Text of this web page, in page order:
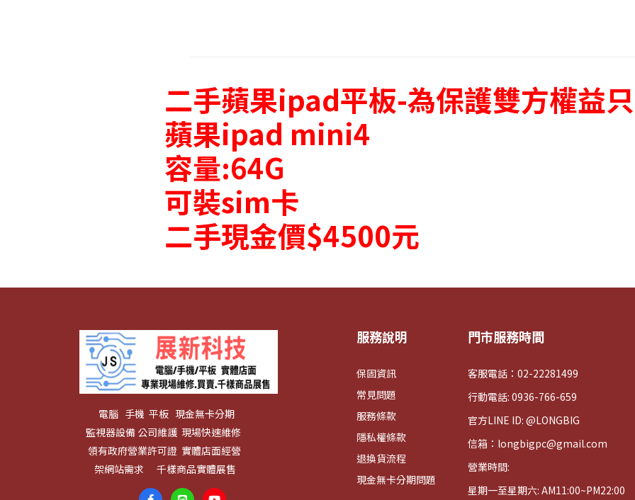
二手蘋果ipad平板-為保護雙方權益
蘋果ipad mini4
容量:64G
可裝sim卡
二手現金價$4500元
電腦 手機 平板 現金無卡分期
監視器設備 公司維護 現場快速維修
領有政府營業許可證 實體店面經營
架網站需求 千樣商品實體展售
服務說明
保固資訊
常見問題
服務條款
隱私權條款
退換貨流程
現金無卡分期問題
門市服務時間
客服電話：02-22281499
行動電話: 0936-766-659
官方LINE ID: @LONGBIG
信箱：longbigpc@gmail.com
營業時間:
星期一至星期六: AM11:00~PM22:00